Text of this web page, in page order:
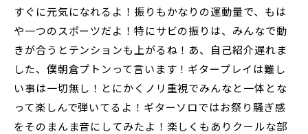
すぐに元気になれるよ！振りもかなりの運動量で、もは
や一つのスポーツだよ！特にサビの振りは、みんなで動
きが合うとテンションも上がるね！あ、自己紹介遅れま
した、僕朝倉プトンって言います！ギタープレイは難し
い事は一切無し！とにかくノリ重視でみんなと一体とな
って楽しんで弾いてるよ！ギターソロではお祭り騒ぎ感
をそのまんま音にしてみたよ！楽しくもありクールな部